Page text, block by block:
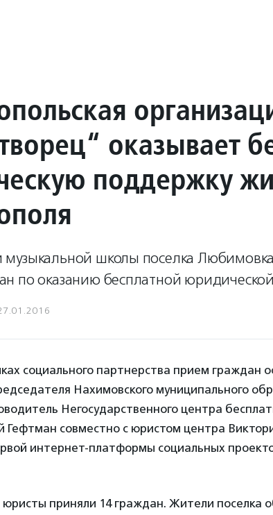
оказывает
поддержку
школы поселка Любимовка
по оказанию бесплатной
социального партнерства прием граждан
Нахимовского муниципального
Негосударственного центра
совместно с юристом центра
интернет-платформы социальных
приняли 14 граждан. Жители поселка